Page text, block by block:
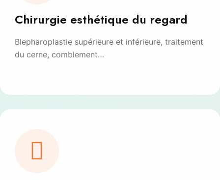
Chirurgie esthétique du regard
Blepharoplastie supérieure et inférieure, traitement
du cerne, comblement…